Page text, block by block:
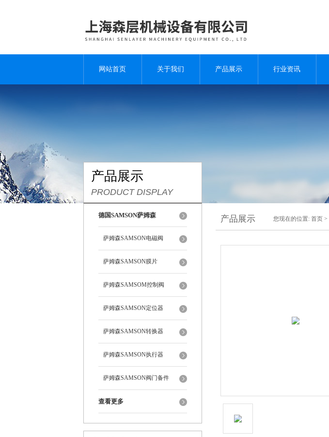
网站首页 关于我们 产品展示 行业资讯
产品展示
PRODUCT DISPLAY
德国SAMSON萨姆森
萨姆森SAMSON电磁阀
萨姆森SAMSON膜片
萨姆森SAMSOM控制阀
萨姆森SAMSON定位器
萨姆森SAMSON转换器
萨姆森SAMSON执行器
萨姆森SAMSON阀门备件
查看更多
产品展示 您现在的位置: 首页 >